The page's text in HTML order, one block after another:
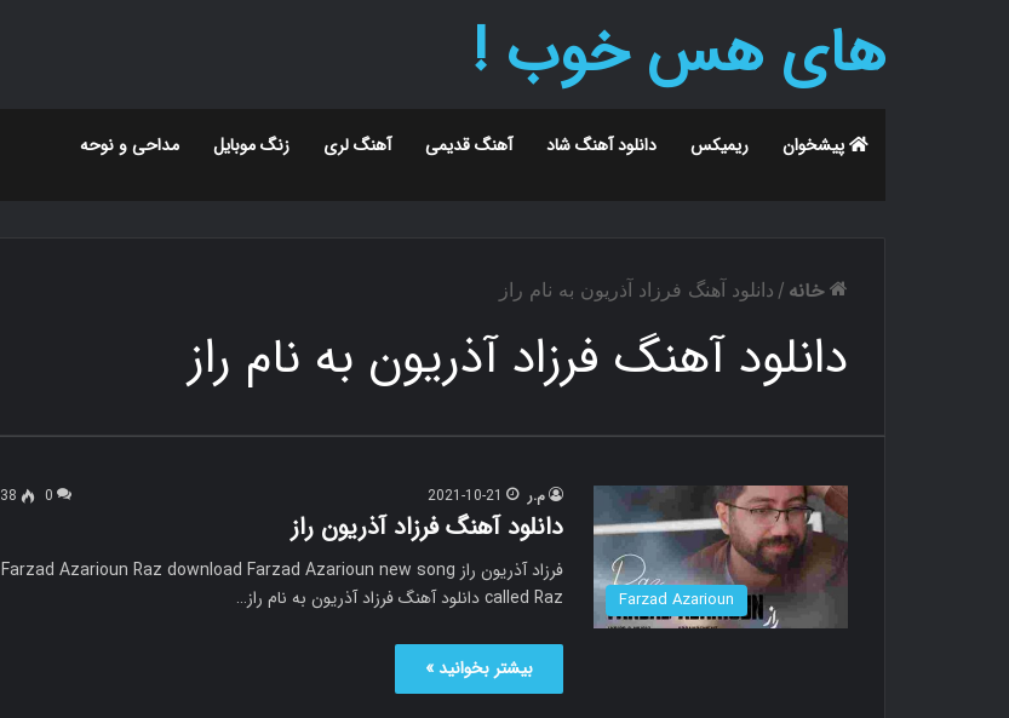
های هس خوب !
پیشخوان ریمیکس دانلود آهنگ شاد آهنگ قدیمی آهنگ لری زنگ موبایل مداحی و نوحه
خانه / دانلود آهنگ فرزاد آذریون به نام راز
دانلود آهنگ فرزاد آذریون به نام راز
Farzad Azarioun
م.ر 2021-10-21
0
38
دانلود آهنگ فرزاد آذریون راز
فرزاد آذریون راز Farzad Azarioun Raz download Farzad Azarioun new song
called Raz دانلود آهنگ فرزاد آذریون به نام راز…
بیشتر بخوانید »